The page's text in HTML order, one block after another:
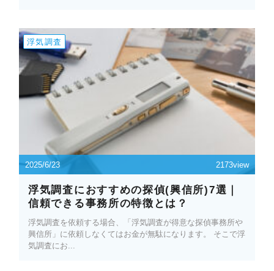
浮気調査
2025/6/23 2173view
浮気調査におすすめの探偵(興信所)7選｜
信頼できる事務所の特徴とは？
浮気調査を依頼する場合、「浮気調査が得意な探偵事務所や
興信所」に依頼しなくてはお金が無駄になります。 そこで浮
気調査にお...